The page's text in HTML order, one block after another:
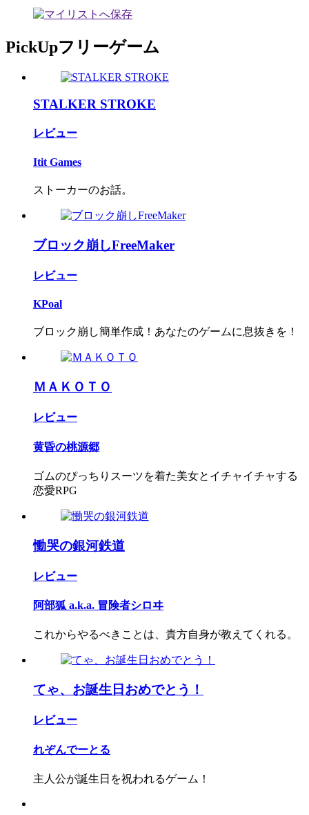
PickUpフリーゲーム
STALKER STROKE
レビュー
Itit Games
ストーカーのお話。
ブロック崩しFreeMaker
レビュー
KPoal
ブロック崩し簡単作成！あなたのゲームに息抜きを！
ＭＡＫＯＴＯ
レビュー
黄昏の桃源郷
ゴムのぴっちりスーツを着た美女とイチャイチャする
恋愛RPG
慟哭の銀河鉄道
レビュー
阿部狐 a.k.a. 冒険者シロヰ
これからやるべきことは、貴方自身が教えてくれる。
てゃ、お誕生日おめでとう！
レビュー
れぞんでーとる
主人公が誕生日を祝われるゲーム！